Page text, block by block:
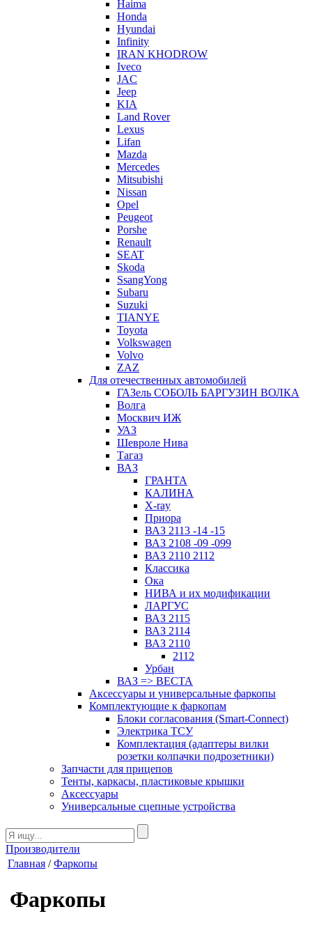
Haima
Honda
Hyundai
Infinity
IRAN KHODROW
Iveco
JAC
Jeep
KIA
Land Rover
Lexus
Lifan
Mazda
Mercedes
Mitsubishi
Nissan
Opel
Peugeot
Porshe
Renault
SEAT
Skoda
SsangYong
Subaru
Suzuki
TIANYE
Toyota
Volkswagen
Volvo
ZAZ
Для отечественных автомобилей
ГАЗель СОБОЛЬ БАРГУЗИН ВОЛКА
Волга
Москвич ИЖ
УАЗ
Шевроле Нива
Тагаз
ВАЗ
ГРАНТА
КАЛИНА
X-ray
Приора
ВАЗ 2113 -14 -15
ВАЗ 2108 -09 -099
ВАЗ 2110 2112
Классика
Ока
НИВА и их модификации
ЛАРГУС
ВАЗ 2115
ВАЗ 2114
ВАЗ 2110
2112
Урбан
ВАЗ => ВЕСТА
Аксессуары и универсальные фаркопы
Комплектующие к фаркопам
Блоки согласования (Smart-Connect)
Электрика ТСУ
Комплектация (адаптеры вилки
розетки колпачки подрозетники)
Запчасти для прицепов
Тенты, каркасы, пластиковые крышки
Аксессуары
Универсальные сцепные устройства
Производители
Главная /Фаркопы
Фаркопы